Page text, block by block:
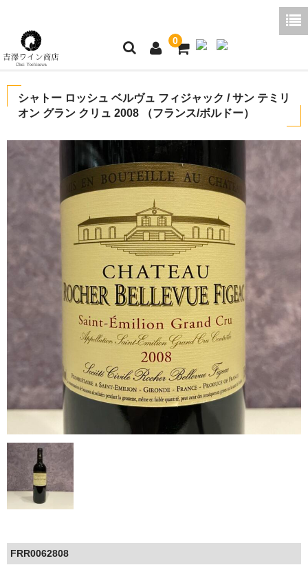
0
ご利用ガイド
商品一覧
好みから探す
ブログコラム
よくあるご質問
お買い物かご
シャトー ロッシュ ベルヴュ フィジャック / サン テミリ
オン グラン クリュ 2008 （フランス/ボルドー）
FRR0062808